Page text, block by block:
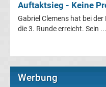
Tabelle
A
Auftaktsieg - Keine
Gabriel Clemens hat bei
die 3. Runde erreicht. Sein ...
Werbung